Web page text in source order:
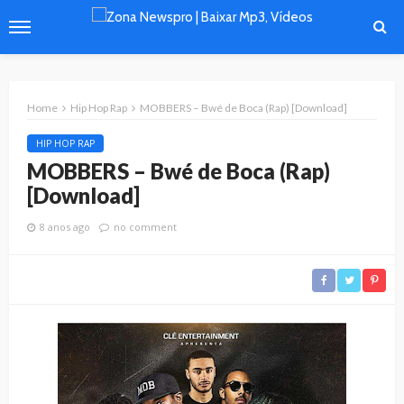
Home Hip Hop Rap MOBBERS – Bwé de Boca (Rap) [Download]
HIP HOP RAP
MOBBERS – Bwé de Boca (Rap)
[Download]
8 anos ago no comment